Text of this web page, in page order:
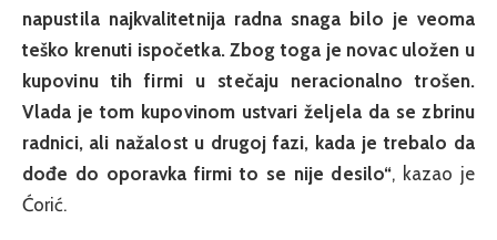
napustila najkvalitetnija radna snaga bilo je veoma
teško krenuti ispočetka. Zbog toga je novac uložen u
kupovinu tih firmi u stečaju neracionalno trošen.
Vlada je tom kupovinom ustvari željela da se zbrinu
radnici, ali nažalost u drugoj fazi, kada je trebalo da
dođe do oporavka firmi to se nije desilo“, kazao je
Ćorić.